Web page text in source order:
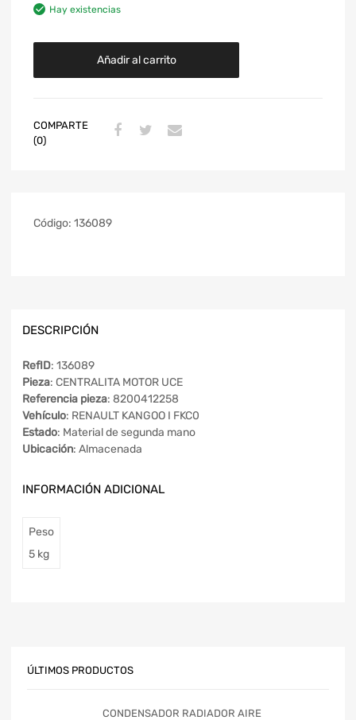
Hay existencias
Añadir al carrito
COMPARTE
(0)
Código: 136089
DESCRIPCIÓN
RefID: 136089
Pieza: CENTRALITA MOTOR UCE
Referencia pieza: 8200412258
Vehículo: RENAULT KANGOO I FKC0
Estado: Material de segunda mano
Ubicación: Almacenada
INFORMACIÓN ADICIONAL
Peso
5 kg
ÚLTIMOS PRODUCTOS
CONDENSADOR RADIADOR AIRE